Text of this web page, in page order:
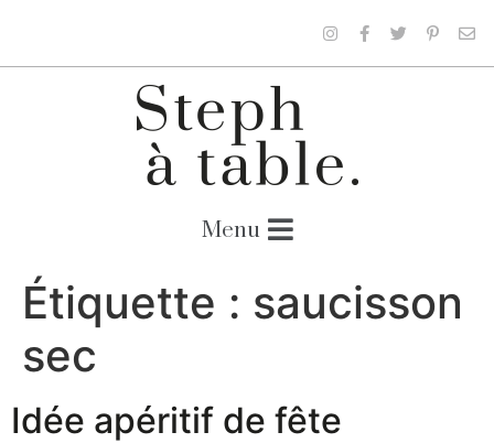
Étiquette : saucisson
sec
Idée apéritif de fête